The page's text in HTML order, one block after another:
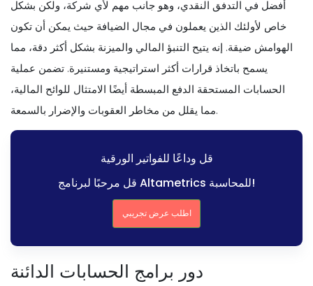
أفضل في التدفق النقدي، وهو جانب مهم لأي شركة، ولكن بشكل
خاص لأولئك الذين يعملون في مجال الضيافة حيث يمكن أن تكون
الهوامش ضيقة. إنه يتيح التنبؤ المالي والميزنة بشكل أكثر دقة، مما
يسمح باتخاذ قرارات أكثر استراتيجية ومستنيرة. تضمن عملية
الحسابات المستحقة الدفع المبسطة أيضًا الامتثال للوائح المالية،
مما يقلل من مخاطر العقوبات والإضرار بالسمعة.
قل وداعًا للفواتير الورقية
قل مرحبًا لبرنامج Altametrics للمحاسبة!
اطلب عرض تجريبي
دور برامج الحسابات الدائنة